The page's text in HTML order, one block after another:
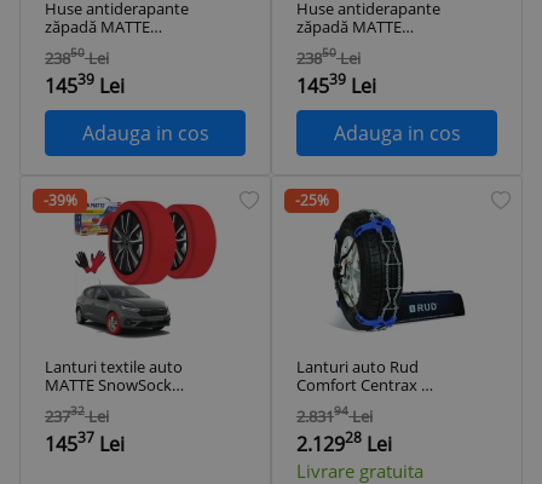
Huse antiderapante
zăpadă MATTE
ACTIVE mărimea S,
textil, omologate
EN16662-1, set 2
buc
23850 Lei
14539 Lei
Adauga in cos
Huse antiderapante
zăpadă MATTE
ACTIVE mărimea X-
Small, textil,
omologate
EN16662-1, set 2
buc
23850 Lei
14539 Lei
Adauga in cos
-39%
Lanturi textile auto
MATTE SnowSocks
Active – Marimea M
23732 Lei
14537 Lei
-25%
Lanturi auto Rud
Comfort Centrax V
285/45R19C
2.83194 Lei
2.12928 Lei
Livrare gratuita